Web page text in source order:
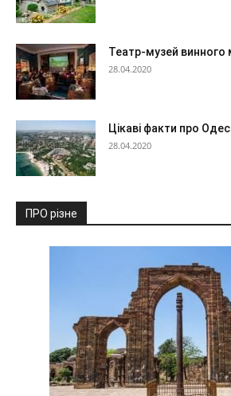
Театр-музей
28.04.2020
Цікаві факти про
28.04.2020
ПРО різне